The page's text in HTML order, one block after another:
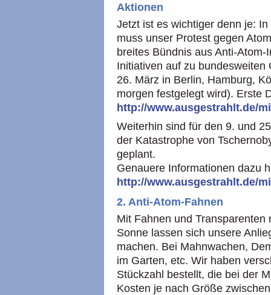
Aktionen
Jetzt ist es wichtiger denn je:
muss unser Protest gegen
breites Bündnis aus Anti-
Initiativen auf zu
26. März in Berlin, Hamburg,
morgen festgelegt wird). Erste
http://www.ausgestrahlt.de/
Weiterhin sind für den 9. und
der Katastrophe von
geplant.
Genauere Informationen dazu
http://www.ausgestrahlt.de/
2. Anti-Atom-Fahnen
Mit Fahnen und
Sonne lassen sich unsere
machen. Bei Mahnwachen,
im Garten, etc. Wir haben
Stückzahl bestellt, die bei der
Kosten je nach Größe